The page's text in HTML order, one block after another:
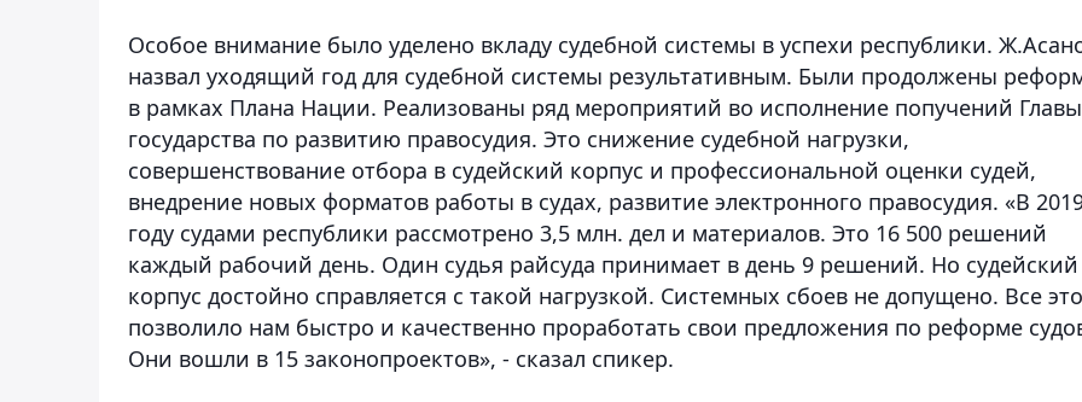
Особое внимание было уделено вкладу судебной системы в успехи республики.
назвал уходящий год для судебной системы результативным. Были продолжены
в рамках Плана Нации. Реализованы ряд мероприятий во исполнение попучений Главы
государства по развитию правосудия. Это снижение судебной нагрузки,
совершенствование отбора в судейский корпус и профессиональной оценки судей,
внедрение новых форматов работы в судах, развитие электронного правосудия. «В
году судами республики рассмотрено 3,5 млн. дел и материалов. Это 16 500 решений
каждый рабочий день. Один судья райсуда принимает в день 9 решений. Но судейский
корпус достойно справляется с такой нагрузкой. Системных сбоев не допущено. Все это
позволило нам быстро и качественно проработать свои предложения по реформе
Они вошли в 15 законопроектов», - сказал спикер.